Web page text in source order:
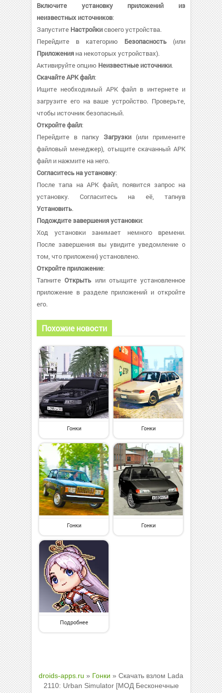
Включите установку приложений из
неизвестных источников:
Запустите Настройкисвоего устройства.
Перейдите в категорию Безопасность (или
Приложения на некоторых устройствах).
Активируйте опцию Неизвестные источники.
Скачайте APK файл:
Ищите необходимый APK файл в интернете и
загрузите его на ваше устройство. Проверьте,
чтобы источник безопасный.
Откройте файл:
Перейдите в папку Загрузки (или примените
файловый менеджер), отыщите скачанный APK
файл и нажмите на него.
Согласитесь на установку:
После тапа на APK файл, появится запрос на
установку. Согласитесь на её, тапнув
Установить.
Подождите завершения установки:
Ход установки занимает немного времени.
После завершения вы увидите уведомление о
том, что приложени} установлено.
Откройте приложение:
ТапнитеОткрыть или отыщите установленное
приложение в разделе приложений и откройте
его.
Похожие новости
Гонки Гонки
Гонки Гонки
Подробнее
droids-apps.ru » Гонки » Скачать взлом Lada
2110: Urban Simulator [МОД Бесконечные